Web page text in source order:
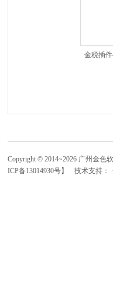
金税插
Copyright © 2014~2026 广州金色
ICP备13014930号】
技术支持：